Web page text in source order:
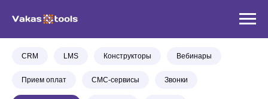
CRM LMS Конструкторы Вебинары
Прием оплат СМС-сервисы Звонки